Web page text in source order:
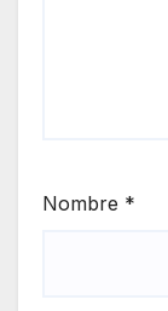
Nombre *